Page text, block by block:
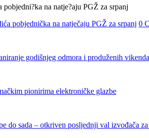
pobjednička na natječaju PGŽ za srpanj 0
godišnjeg odmora i produženih vikenda
pionirima elektroničke glazbe
do sada – otkriven posljednji val izvođača